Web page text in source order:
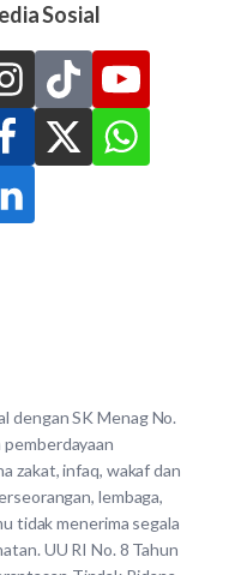
dengan SK Menag No.
zakat, infaq, wakaf dan
lembaga,
tidak menerima segala
UU RI No. 8 Tahun
Sosial